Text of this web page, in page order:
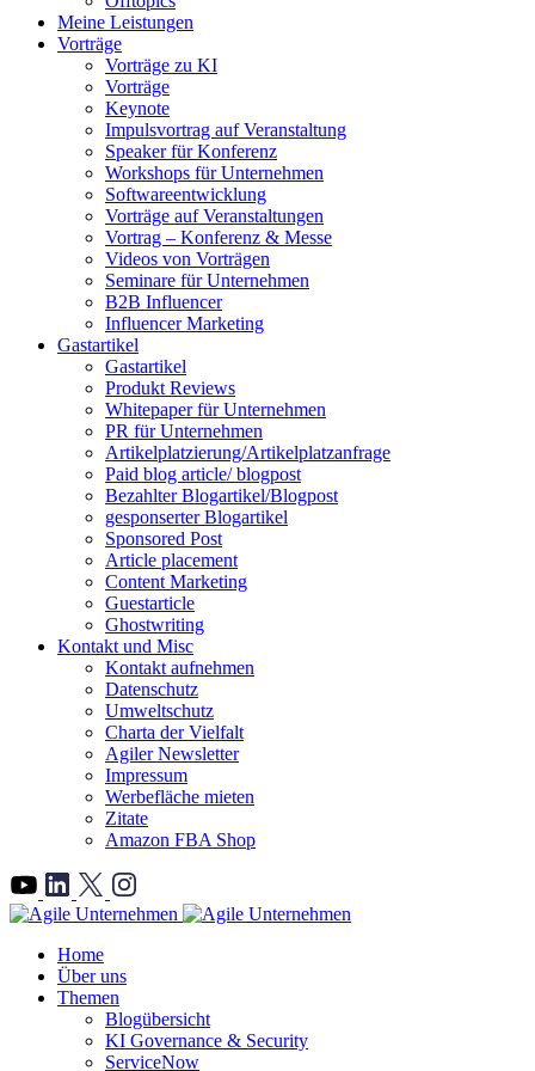
Meine Leistungen
Vorträge
Vorträge zu KI
Vorträge
Keynote
Impulsvortrag auf Veranstaltung
Speaker für Konferenz
Workshops für Unternehmen
Softwareentwicklung
Vorträge auf Veranstaltungen
Vortrag – Konferenz & Messe
Videos von Vorträgen
Seminare für Unternehmen
B2B Influencer
Influencer Marketing
Gastartikel
Gastartikel
Produkt Reviews
Whitepaper für Unternehmen
PR für Unternehmen
Artikelplatzierung/Artikelplatzanfrage
Paid blog article/ blogpost
Bezahlter Blogartikel/Blogpost
gesponserter Blogartikel
Sponsored Post
Article placement
Content Marketing
Guestarticle
Ghostwriting
Kontakt und Misc
Kontakt aufnehmen
Datenschutz
Umweltschutz
Charta der Vielfalt
Agiler Newsletter
Impressum
Werbefläche mieten
Zitate
Amazon FBA Shop
">
Home
Über uns
Themen
Blogübersicht
KI Governance & Security
ServiceNow